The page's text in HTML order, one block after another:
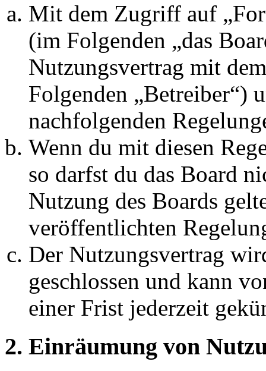
Mit dem Zugriff auf
(im Folgenden „das
Nutzungsvertrag mit
Folgenden „Betreiber“)
nachfolgenden
Wenn du mit diesen
so darfst du das Board
Nutzung des Boards
veröffentlichten
Der Nutzungsvertrag
geschlossen und kann
einer Frist jederzeit
2. Einräumung von